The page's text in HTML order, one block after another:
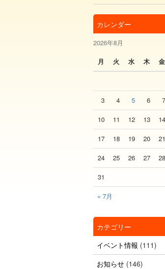
カレンダー
2026年8月
月
火 水 木 金
« 7月
3 4 5 6 7
10 11 12 13 14
17 18 19 20 21
24 25 26 27 28
31
カテゴリー
イベント情報 (111)
お知らせ(146)